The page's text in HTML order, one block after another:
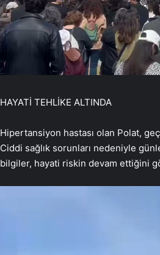
HAYATİ TEHLİKE ALTINDA
Hipertansiyon hastası olan Polat,
Ciddi sağlık sorunları nedeniyle
bilgiler, hayati riskin devam ettiğini